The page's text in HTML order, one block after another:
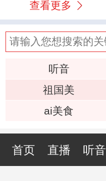
查看更多
听音
祖国美
ai美食
首页 直播 听音